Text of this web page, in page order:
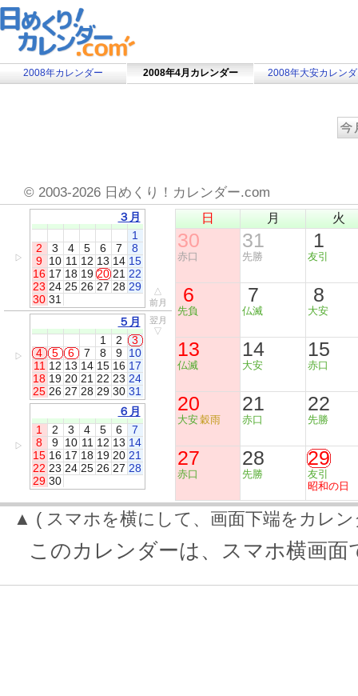
2008年カレンダー 2008年4月カレンダー 2008年大安カレン
© 2003-2026 日めくり！カレンダー.com
▷
３月
1
2
3 4 5 6 7
8
9 10 11 12 13 14 15
16 17 18 19 20 21 22
23 24 25 26 27 28 29
30 31
△
前月
▷
５月
1
2
3
4
5 6 7 8 9 10
11 12 13 14 15 16 17
18 19 20 21 22 23 24
25 26 27 28 29 30 31
翌月
▽
▷
６月
1
2 3 4 5 6
7
8
9 10 11 12 13 14
15 16 17 18 19 20 21
22 23 24 25 26 27 28
29 30
日 月 火
30
赤口
31
先勝
1
友引
6
先負
7
仏滅
8
大安
13
仏滅
14
大安
15
赤口
20
大安穀雨
21
赤口
22
先勝
27
赤口
28
先勝
29
友引
昭和の日
▲ ( スマホを横にして、画面下端をカレ
このカレンダーは、スマホ横画面